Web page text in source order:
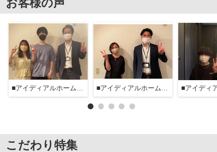
お客様の声
■アイディアルホーム大森本店■ ■アイディアルホーム大森本店■
こだわり特集